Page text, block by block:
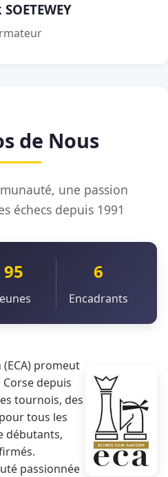
de Nous
une passion
échecs depuis 1991
95 6
Encadrants
(ECA) promeut
Corse depuis
tournois, des
tous les
débutants,
passionnée